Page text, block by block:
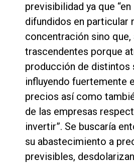
previsibilidad ya que
difundidos en particular
concentración sino que,
trascendentes porque
producción de distintos
influyendo fuertemente
precios así como
de las empresas
invertir”. Se buscaría
su abastecimiento a
previsibles,